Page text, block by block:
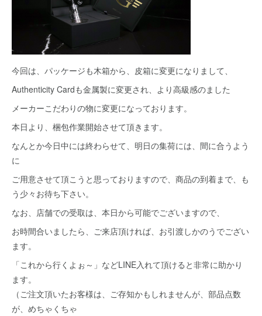
今回は、パッケージも木箱から、皮箱に変更になりまして、
Authenticity Cardも金属製に変更され、より高級感のました
メーカーこだわりの物に変更になっております。
本日より、梱包作業開始させて頂きます。
なんとか今日中には終わらせて、明日の集荷には、間に合うよう
に
ご用意させて頂こうと思っておりますので、商品の到着まで、も
う少々お待ち下さい。
なお、店舗での受取は、本日から可能でございますので、
お時間合いましたら、ご来店頂ければ、お引渡しかのうでござい
ます。
「これから行くよぉ～」などLINE入れて頂けると非常に助かり
ます。
（ご注文頂いたお客様は、ご存知かもしれませんが、部品点数
が、めちゃくちゃ